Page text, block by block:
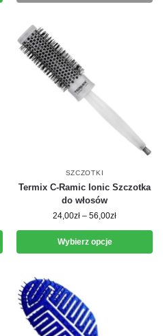
SZCZOTKI
Termix C-Ramic Ionic Szczotka
do włosów
24,00zł – 56,00zł
Wybierz opcje